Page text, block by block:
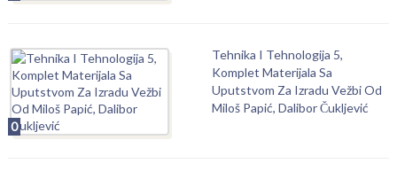
0
Tehnika I Tehnologija 5,
Komplet Materijala Sa
Uputstvom Za Izradu Vežbi Od
Miloš Papić, Dalibor Čukljević